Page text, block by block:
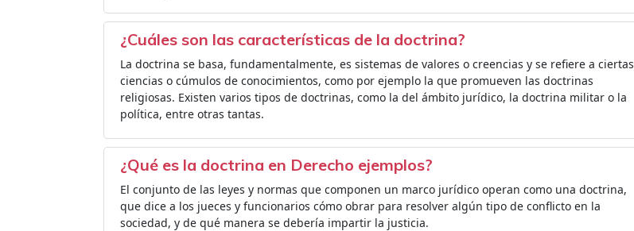
¿Cuáles son las características de la doctrina?
La doctrina se basa, fundamentalmente, es sistemas de valores o creencias y se refiere a ciertas
ciencias o cúmulos de conocimientos, como por ejemplo la que promueven las doctrinas
religiosas. Existen varios tipos de doctrinas, como la del ámbito jurídico, la doctrina militar o la
política, entre otras tantas.
¿Qué es la doctrina en Derecho ejemplos?
El conjunto de las leyes y normas que componen un marco jurídico operan como una doctrina,
que dice a los jueces y funcionarios cómo obrar para resolver algún tipo de conflicto en la
sociedad, y de qué manera se debería impartir la justicia.